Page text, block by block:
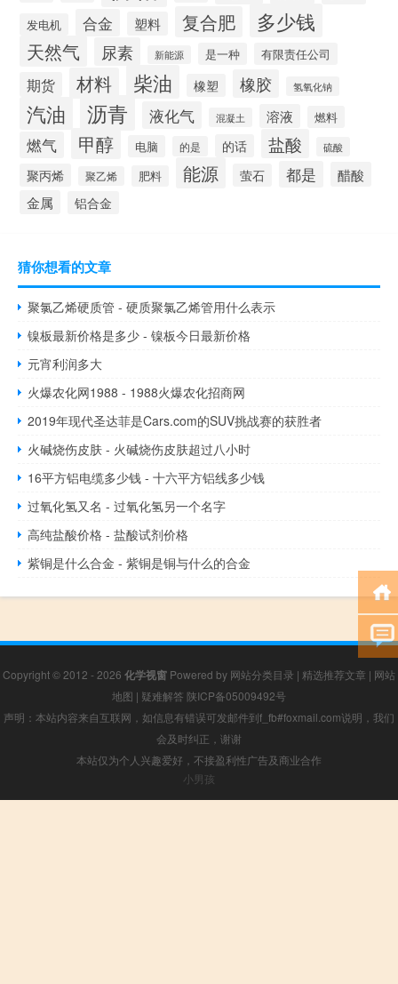
发电机 合金 塑料 复合肥 多少钱
天然气 尿素 新能源 是一种 有限责任公司
期货 材料 柴油 橡塑 橡胶 氢氧化钠
汽油 沥青 液化气 混凝土 溶液 燃料
燃气 甲醇 电脑 的是 的话 盐酸 硫酸
聚丙烯 聚乙烯 肥料 能源 萤石 都是 醋酸
金属 铝合金
猜你想看的文章
聚氯乙烯硬质管 - 硬质聚氯乙烯管用什么表示
镍板最新价格是多少 - 镍板今日最新价格
元宵利润多大
火爆农化网1988 - 1988火爆农化招商网
2019年现代圣达菲是Cars.com的SUV挑战赛的获胜者
火碱烧伤皮肤 - 火碱烧伤皮肤超过八小时
16平方铝电缆多少钱 - 十六平方铝线多少钱
过氧化氢又名 - 过氧化氢另一个名字
高纯盐酸价格 - 盐酸试剂价格
紫铜是什么合金 - 紫铜是铜与什么的合金
Copyright © 2012 - 2026 化学视窗 Powered by 网站分类目录 | 精选推荐文章 | 网站
地图 | 疑难解答 陕ICP备05009492号
声明：本站内容来自互联网，如信息有错误可发邮件到f_fb#foxmail.com说明，我们
会及时纠正，谢谢
本站仅为个人兴趣爱好，不接盈利性广告及商业合作
小男孩